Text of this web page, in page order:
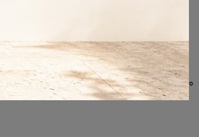
Cernusco Sul Naviglio Cologno Monzese